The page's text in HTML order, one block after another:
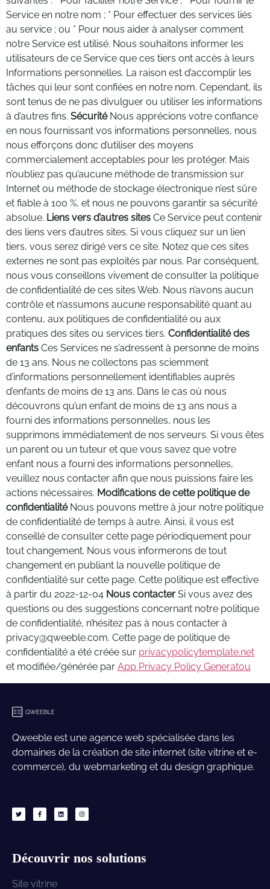
Service en notre nom ; * Pour effectuer des services liés
au service ; ou * Pour nous aider à analyser comment
notre Service est utilisé. Nous souhaitons informer les
utilisateurs de ce Service que ces tiers ont accès à leurs
Informations personnelles. La raison est d’accomplir les
tâches qui leur sont confiées en notre nom. Cependant, ils
sont tenus de ne pas divulguer ou utiliser les informations
à d’autres fins. SécuritéNous apprécions votre confiance
en nous fournissant vos informations personnelles, nous
nous efforçons donc d’utiliser des moyens
commercialement acceptables pour les protéger. Mais
n’oubliez pas qu’aucune méthode de transmission sur
Internet ou méthode de stockage électronique n’est sûre
et fiable à 100 %, et nous ne pouvons garantir sa sécurité
absolue. Liens vers d’autres sites Ce Service peut contenir
des liens vers d’autres sites. Si vous cliquez sur un lien
tiers, vous serez dirigé vers ce site. Notez que ces sites
externes ne sont pas exploités par nous. Par conséquent,
nous vous conseillons vivement de consulter la politique
de confidentialité de ces sites Web. Nous n’avons aucun
contrôle et n’assumons aucune responsabilité quant au
contenu, aux politiques de confidentialité ou aux
pratiques des sites ou services tiers. Confidentialité des
enfants Ces Services ne s’adressent à personne de moins
de 13 ans. Nous ne collectons pas sciemment
d’informations personnellement identifiables auprès
d’enfants de moins de 13 ans. Dans le cas où nous
découvrons qu’un enfant de moins de 13 ans nous a
fourni des informations personnelles, nous les
supprimons immédiatement de nos serveurs. Si vous êtes
un parent ou un tuteur et que vous savez que votre
enfant nous a fourni des informations personnelles,
veuillez nous contacter afin que nous puissions faire les
actions nécessaires. Modifications de cette politique de
confidentialitéNous pouvons mettre à jour notre politique
de confidentialité de temps à autre. Ainsi, il vous est
conseillé de consulter cette page périodiquement pour
tout changement. Nous vous informerons de tout
changement en publiant la nouvelle politique de
confidentialité sur cette page. Cette politique est effective
à partir du 2022-12-04 Nous contacter Si vous avez des
questions ou des suggestions concernant notre politique
de confidentialité, n’hésitez pas à nous contacter à
privacy@qweeble.com. Cette page de politique de
confidentialité a été créée sur privacypolicytemplate.net
et modifiée/générée par App Privacy Policy Generatou
Qweeble est une agence web spécialisée dans les
domaines de la création de site internet (site vitrine et e-
commerce), du webmarketing et du design graphique.
Découvrir nos solutions
Site vitrine